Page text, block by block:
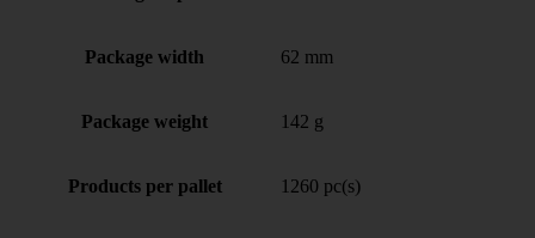
Package width 62 mm
Package weight 142 g
Products per pallet 1260 pc(s)